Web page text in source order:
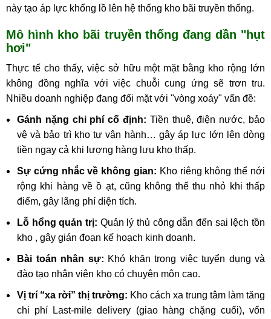
này tạo áp lực khổng lồ lên hệ thống kho bãi truyền thống.
Mô hình kho bãi truyền thống đang dần "hụt
hơi"
Thực tế cho thấy, việc sở hữu một mặt bằng kho rộng lớn
không đồng nghĩa với việc chuỗi cung ứng sẽ trơn tru.
Nhiều doanh nghiệp đang đối mặt với "vòng xoáy" vấn đề:
Gánh nặng chi phí cố định: Tiền thuê, điện nước, bảo
vệ và bảo trì kho tự vận hành… gây áp lực lớn lên dòng
tiền ngay cả khi lượng hàng lưu kho thấp.
Sự cứng nhắc về không gian: Kho riêng không thể nới
rộng khi hàng về ồ ạt, cũng không thể thu nhỏ khi thấp
điểm, gây lãng phí diện tích.
Lỗ hổng quản trị: Quản lý thủ công dẫn đến sai lệch tồn
kho , gây gián đoạn kế hoạch kinh doanh.
Bài toán nhân sự: Khó khăn trong việc tuyển dụng và
đào tạo nhân viên kho có chuyên môn cao.
Vị trí “xa rời” thị trường: Kho cách xa trung tâm làm tăng
chi phí Last-mile delivery (giao hàng chặng cuối), vốn